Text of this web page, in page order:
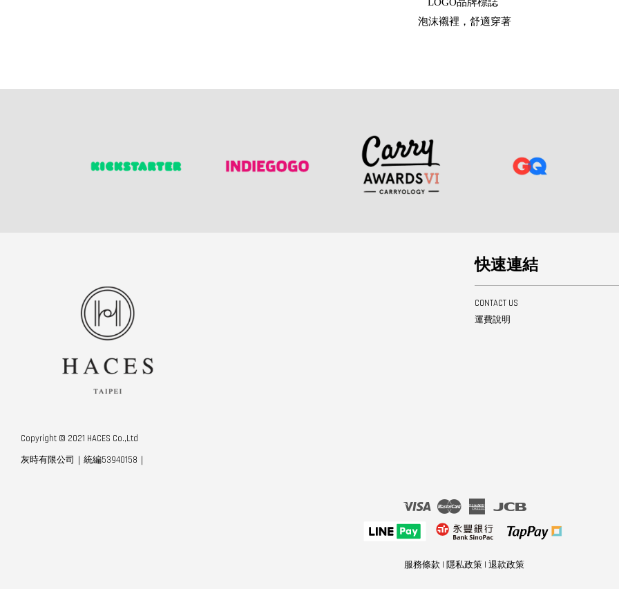
泡沫襯裡，舒適穿著
Copyright © 2021 HACES Co.,Ltd
灰時有限公司｜統編53940158｜
快速連結
CONTACT US
運費說明
Visa Master
American
服務條款 | 隱私政策 | 退款政策